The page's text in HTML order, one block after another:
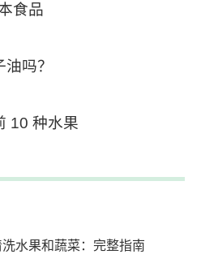
食品
吗？
10 种水果
水果和蔬菜：完整指南